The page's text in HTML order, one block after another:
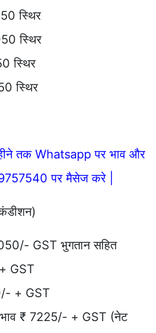
स्थिर
स्थिर
स्थिर
स्थिर
तक Whatsapp पर भाव और
पर मैसेज करे |
GST भुगतान सहित
GST
+ GST
भाव ₹ 7225/- + GST (नेट